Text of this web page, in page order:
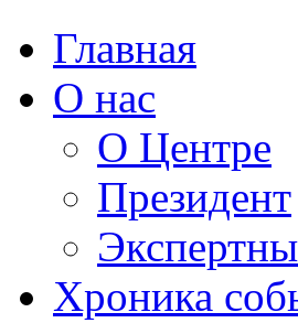
Главная
О нас
О Центре
Президент
Хроника